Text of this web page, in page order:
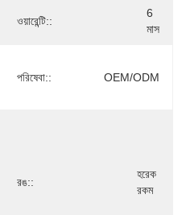
ওয়ারেন্টি::
6
মাস
পরিষেবা:: OEM/ODM
রঙ::
হরেক
রকম